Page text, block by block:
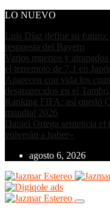
LO NUEVO
Luis Díaz define su futuro:
respuesta del Bayern
Varios muertos y
el terremoto de 7.1 en
Aparecen con vida los
desaparecidos en el
Ranking FIFA: así quedó
mundial 2026
Daniel Ortega sentencia
volverán a haber»
agosto 6, 2026